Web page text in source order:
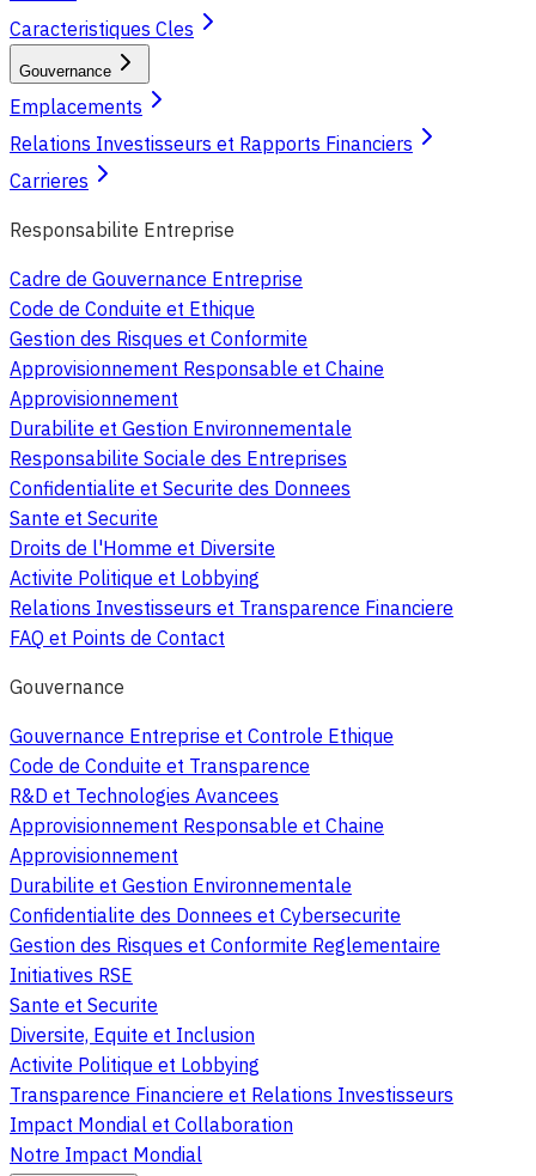
Caracteristiques Cles
Gouvernance
Emplacements
Relations Investisseurs et Rapports Financiers
Carrieres
Responsabilite Entreprise
Cadre de Gouvernance Entreprise
Code de Conduite et Ethique
Gestion des Risques et Conformite
Approvisionnement Responsable et Chaine
Approvisionnement
Durabilite et Gestion Environnementale
Responsabilite Sociale des Entreprises
Confidentialite et Securite des Donnees
Sante et Securite
Droits de l'Homme et Diversite
Activite Politique et Lobbying
Relations Investisseurs et Transparence Financiere
FAQ et Points de Contact
Gouvernance
Gouvernance Entreprise et Controle Ethique
Code de Conduite et Transparence
R&D et Technologies Avancees
Approvisionnement Responsable et Chaine
Approvisionnement
Durabilite et Gestion Environnementale
Confidentialite des Donnees et Cybersecurite
Gestion des Risques et Conformite Reglementaire
Initiatives RSE
Sante et Securite
Diversite, Equite et Inclusion
Activite Politique et Lobbying
Transparence Financiere et Relations Investisseurs
Impact Mondial et Collaboration
Notre Impact Mondial